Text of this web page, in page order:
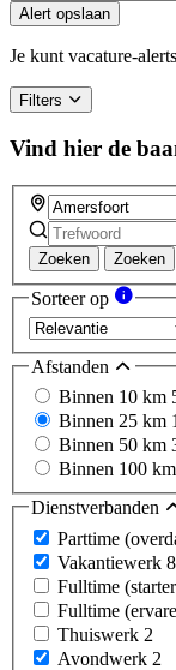
Alert opslaan
Je kunt vacature-
Filters
Vind hier de
Zoeken Zoeken
Sorteer op
Afstanden
Binnen 10 km
Binnen 25 km
Binnen 50 km
Binnen 100 km
Dienstverbanden
Parttime
Vakantiewerk 8
Fulltime
Fulltime
Thuiswerk 2
Avondwerk 2